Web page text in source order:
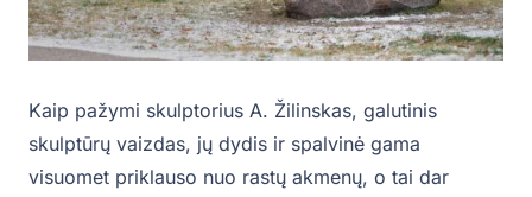
Kaip pažymi skulptorius A. Žilinskas, galutinis
skulptūrų vaizdas, jų dydis ir spalvinė gama
visuomet priklauso nuo rastų akmenų, o tai dar